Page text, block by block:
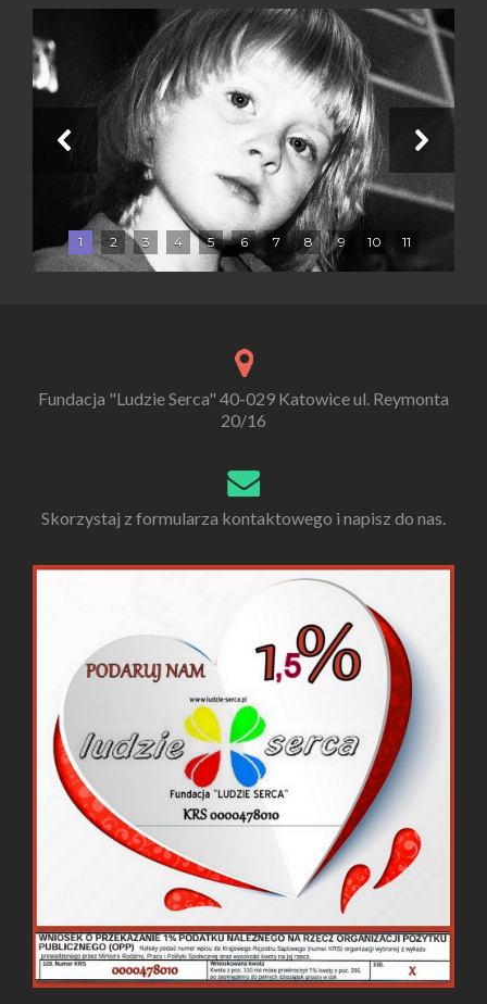
1 2 3 4 5 6 7 8 9 10 11
Fundacja "Ludzie Serca" 40-029 Katowice ul. Reymonta
20/16
Skorzystaj z formularza kontaktowego i napisz do nas.